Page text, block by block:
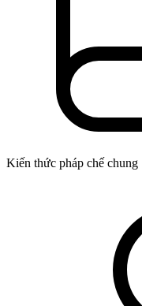
Kiến thức pháp chế chung